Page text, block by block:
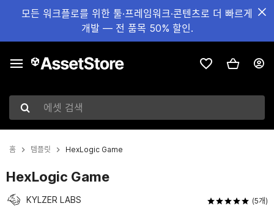
모든 워크플로를 위한 툴·프레임워크·콘텐츠로 더 빠르게
개발 — 전 품목 50% 할인.
에셋 검색
홈 템플릿 HexLogic Game
HexLogic Game
KYLZER LABS (5개)